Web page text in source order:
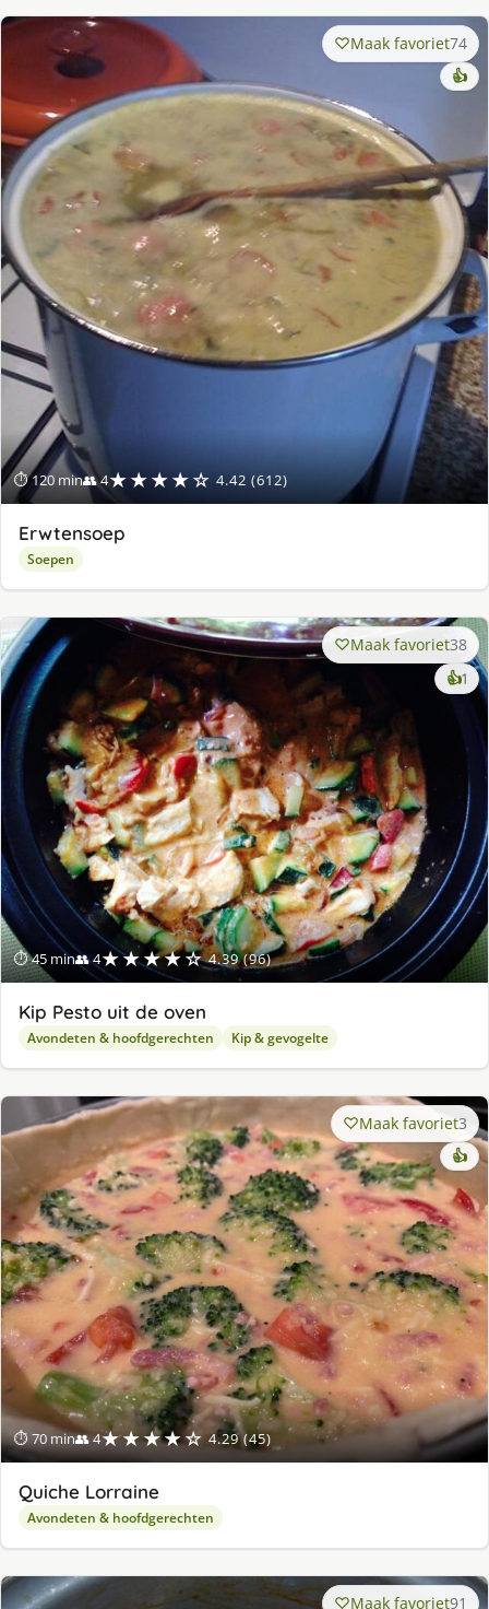
⏱ 120 min👥 4★★★★☆ 4.42 (612)
Maak favoriet74
👍
Erwtensoep
Soepen
⏱ 45 min👥 4★★★★☆ 4.39 (96)
Maak favoriet38
👍1
Kip Pesto uit de oven
Avondeten & hoofdgerechten Kip & gevogelte
⏱ 70 min👥 4★★★★☆ 4.29 (45)
Maak favoriet3
👍
Quiche Lorraine
Avondeten & hoofdgerechten
Maak favoriet91